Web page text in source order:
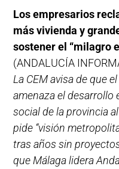
Los empresarios
más vivienda y
sostener el “milagro
(ANDALUCÍA
La CEM avisa de que
amenaza el desarrollo
social de la provincia
pide “visión
tras años sin
que Málaga lidera